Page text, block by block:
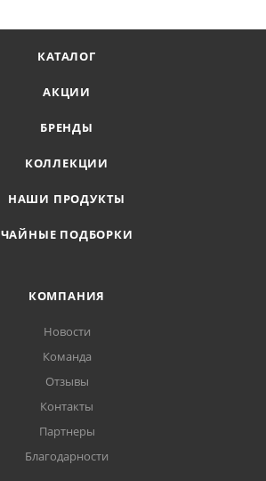
КАТАЛОГ
АКЦИИ
БРЕНДЫ
КОЛЛЕКЦИИ
НАШИ ПРОДУКТЫ
ЧАЙНЫЕ ПОДБОРКИ
КОМПАНИЯ
Новости
Команда
Отзывы
Контакты
Партнеры
Благодарности